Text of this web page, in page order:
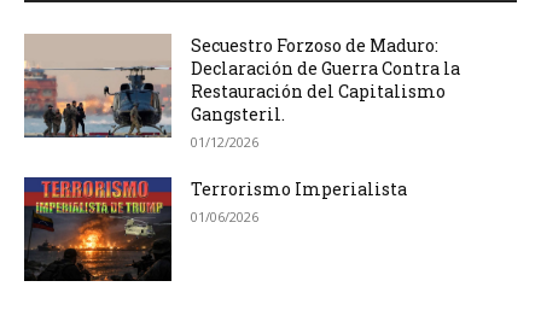
Secuestro Forzoso de Maduro:
Declaración de Guerra Contra la
Restauración del Capitalismo
Gangsteril.
01/12/2026
Terrorismo Imperialista
01/06/2026